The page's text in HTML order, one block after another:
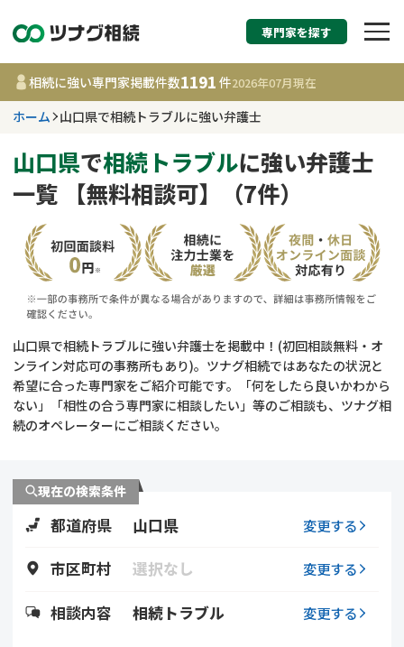
相続税申告・相続手
す
山口県
事務所 1191
相談内容で探す
相続登記
遺留分侵害額請求
相続人調査
コラム
相続手続き
相続登記
専門家を探す
相続に強い専門家掲載件数1191 件2026年07月現在
ホーム 山口県で相続トラブルに強い弁護士
山口県で相続トラブルに強い弁護士
一覧 【無料相談可】（7件）
山口県で相続トラブルに強い弁護士を掲載中！(初回相談無料・オ
ンライン対応可の事務所もあり)。ツナグ相続ではあなたの状況と
希望に合った専門家をご紹介可能です。「何をしたら良いかわから
ない」「相性の合う専門家に相談したい」等のご相談も、ツナグ相
続のオペレーターにご相談ください。
現在の検索条件
都道府県 山口県 変更する
市区町村 選択なし 変更する
相談内容 相続トラブル 変更する